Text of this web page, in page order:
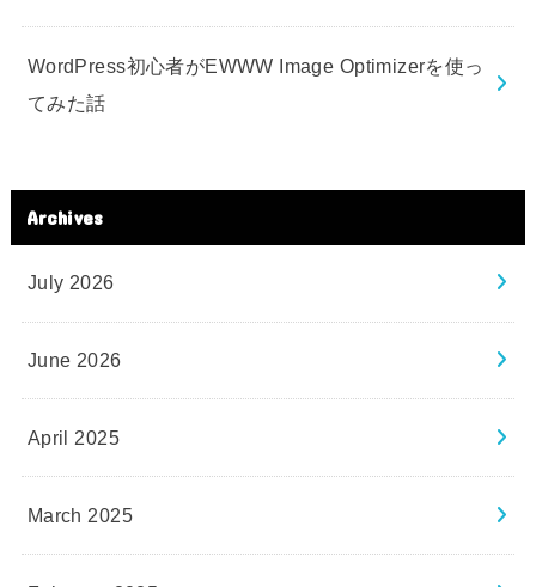
WordPress初心者がEWWW Image Optimizerを使っ
てみた話
Archives
July 2026
June 2026
April 2025
March 2025